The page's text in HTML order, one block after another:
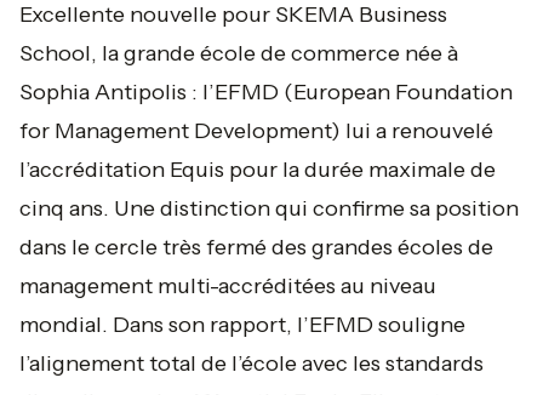
Excellente nouvelle pour SKEMA Business
School, la grande école de commerce née à
Sophia Antipolis : l’EFMD (European Foundation
for Management Development) lui a renouvelé
l’accréditation Equis pour la durée maximale de
cinq ans. Une distinction qui confirme sa position
dans le cercle très fermé des grandes écoles de
management multi-accréditées au niveau
mondial. Dans son rapport, l’EFMD souligne
l’alignement total de l’école avec les standards